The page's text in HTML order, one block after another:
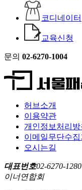
코디네이터
교육신청
문의 02-6270-1004
허브소개
이용약관
개인정보처리방
이메일무단수집
오시는길
대표번호02-6270-1280
이너연합회